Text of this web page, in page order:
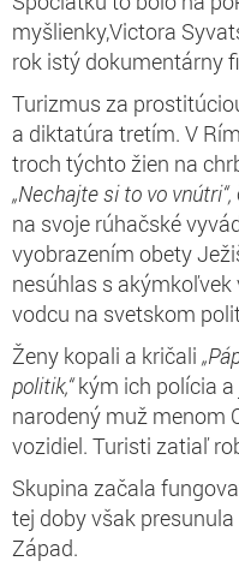
myšlienky,Victora
rok istý dokumentárny
Turizmus za
a diktatúra tretím. V
troch týchto žien na
„Nechajtesi to vo vnútri“,
na svoje rúhačské
vyobrazením obety
nesúhlas s
vodcu na svetskom
Ženy kopali a kričali
politik,“kým ich polícia
narodený muž menom
vozidiel. Turisti zatiaľ
Skupina začala
tej doby však
Západ.